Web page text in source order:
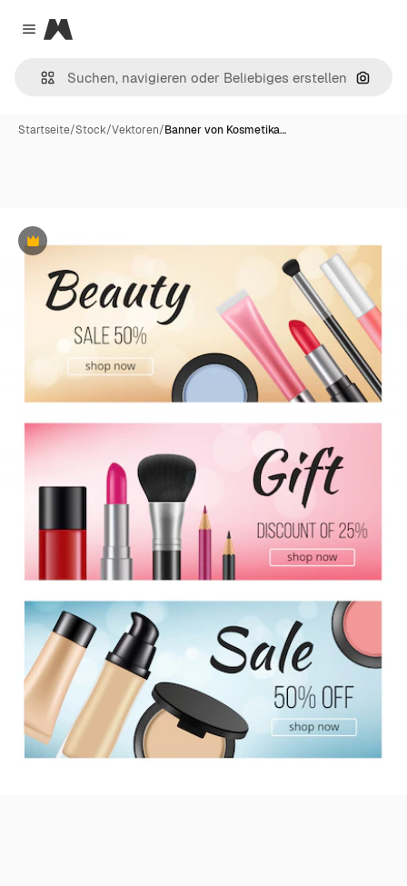
Close menu
Magnific
Nach
Startseite/Stock/Vektoren/Banner von Kosmetika…
Premium